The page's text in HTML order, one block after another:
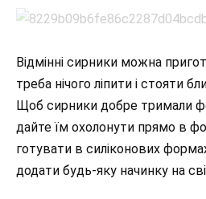
Відмінні сирники можна
треба нічого ліпити і стояти
Щоб сирники добре тримали
дайте їм охолонути прямо в
готувати в силіконових
додати будь-яку начинку на